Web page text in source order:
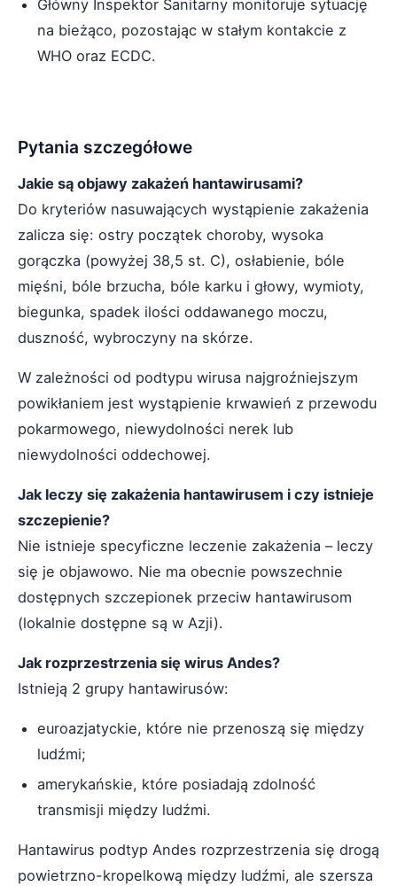
Główny Inspektor Sanitarny monitoruje sytuację
na bieżąco, pozostając w stałym kontakcie z
WHO oraz ECDC.
Pytania szczegółowe
Jakie są objawy zakażeń hantawirusami?
Do kryteriów nasuwających wystąpienie zakażenia
zalicza się: ostry początek choroby, wysoka
gorączka (powyżej 38,5 st. C), osłabienie, bóle
mięśni, bóle brzucha, bóle karku i głowy, wymioty,
biegunka, spadek ilości oddawanego moczu,
duszność, wybroczyny na skórze.
W zależności od podtypu wirusa najgroźniejszym
powikłaniem jest wystąpienie krwawień z przewodu
pokarmowego, niewydolności nerek lub
niewydolności oddechowej.
Jak leczy się zakażenia hantawirusem i czy istnieje
szczepienie?
Nie istnieje specyficzne leczenie zakażenia – leczy
się je objawowo. Nie ma obecnie powszechnie
dostępnych szczepionek przeciw hantawirusom
(lokalnie dostępne są w Azji).
Jak rozprzestrzenia się wirus Andes?
Istnieją 2 grupy hantawirusów:
euroazjatyckie, które nie przenoszą się między
ludźmi;
amerykańskie, które posiadają zdolność
transmisji między ludźmi.
Hantawirus podtyp Andes rozprzestrzenia się drogą
powietrzno-kropelkową między ludźmi, ale szersza